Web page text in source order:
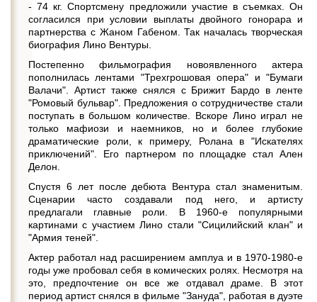
- 74 кг. Спортсмену предложили участие в съемках. Он
согласился при условии выплаты двойного гонорара и
партнерства с Жаном Габеном. Так началась творческая
биография Лино Вентуры.
Постепенно фильмография новоявленного актера
пополнилась лентами "Трехгрошовая опера" и "Бумаги
Валачи". Артист также снялся с Брижит Бардо в ленте
"Ромовый бульвар". Предложения о сотрудничестве стали
поступать в большом количестве. Вскоре Лино играл не
только мафиози и наемников, но и более глубокие
драматические роли, к примеру, Ролана в "Искателях
приключений". Его партнером по площадке стал Ален
Делон.
Спустя 6 лет после дебюта Вентура стал знаменитым.
Сценарии часто создавали под него, и артисту
предлагали главные роли. В 1960-е популярными
картинами с участием Лино стали "Сицилийский клан" и
"Армия теней".
Актер работал над расширением амплуа и в 1970-1980-е
годы уже пробовал себя в комических ролях. Несмотря на
это, предпочтение он все же отдавал драме. В этот
период артист снялся в фильме "Зануда", работая в дуэте